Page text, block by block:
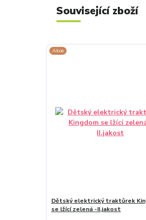
Související zboží
Akce
Dětský elektrický traktůrek
se lžící zelená -II.jakost